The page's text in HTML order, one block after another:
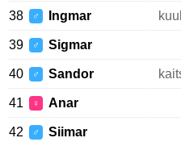
38 ♂ Ingmar
39 ♂ Sigmar
40 ♂ Sandor
41 ♀ Anar
42 ♂ Siimar